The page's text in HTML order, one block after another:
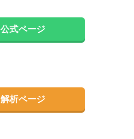
公式ページ
解析ページ